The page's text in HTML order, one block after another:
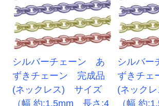
シルバーチェーン あ
ずきチェーン 完成品
(ネックレス) サイズ
（幅 約:1.5mm 長さ:4
シルバ
ずきチ
(ネック
（幅 約